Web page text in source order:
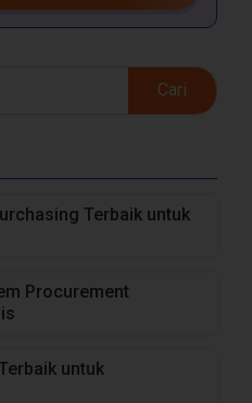
Cari
Terbaik untuk
Procurement
untuk